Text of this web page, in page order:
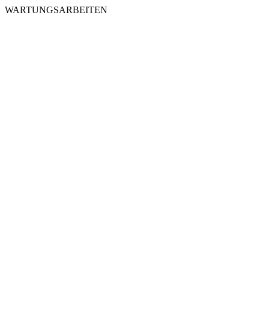
WARTUNGSARBEITEN